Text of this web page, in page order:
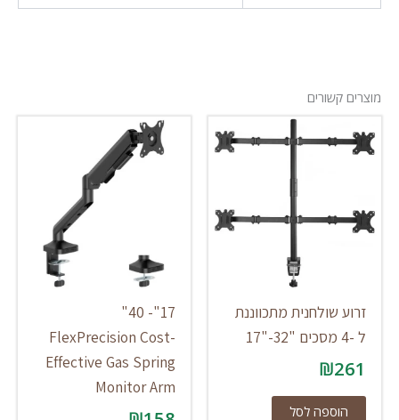
מוצרים קשורים
זרוע שולחנית מתכווננת
ל -4 מסכים "32-"17
₪261
הוספה לסל
17"- 40"
FlexPrecision Cost-
Effective Gas Spring
Monitor Arm